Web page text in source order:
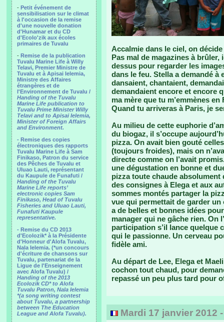
- Petit événement de
sensibilisation sur le climat
à l'occasion de la remise
d'une nouvelle donation
d'Hunamar et du CD
d'Ecolo'zik aux écoles
primaires de Tuvalu
- Remise de la publication
Tuvalu Marine Life à Willy
Telavi, Premier Ministre de
Tuvalu et à Apisai Ielemia,
Ministre des Affaires
étrangères et de
l'Environnement de Tuvalu /
Handing of the Tuvalu
Marine Life publication to
Tuvalu Prime Minister Willy
Telavi and to Apisai Ielemia,
Minister of Foreign Affairs
and Environment.
- Remise des copies
électroniques des rapports
Tuvalu Marine Life à Sam
Finikaso, Patron du service
des Pêches de Tuvalu et
Uluao Lauti, représentant
du Kaupule de Funafuti /
Handing of the Tuvalu
Marine Life reports’
electronic copies Sam
Finikaso, Head of Tuvalu
Fisheries and Uluao Lauti,
Funafuti Kaupule
representative.
- Remise du CD 2013
d'Ecolozik* à la Présidente
d'Honneur d'Alofa Tuvalu,
Nala Ielemia. (*un concours
d'écriture de chansons sur
Tuvalu, partenariat de la
Ligue de l'Enseignement
avec Alofa Tuvalu) /
Handing of the 2013
Ecolozik CD* to Alofa
Tuvalu Patron, Nala Ielemia
*(a song writing contest
about Tuvalu, a partnership
between The Education
League and Alofa Tuvalu).
Accalmie dans le ciel, on
Pas mal de magazines à
dessus pour regarder les
dans le feu. Stella a demandé
dansaient, chantaient,
demandaient encore et encore
ma mère que tu m’emmènes
Quand tu arriveras à Paris, je
Au milieu de cette euphorie
du biogaz, il s’occupe
pizza. On avait bien gouté
(toujours froides), mais on
directe comme on l’avait
une dégustation en bonne et
pizza toute chaude absolument
des consignes à Elega et aux
sommes montés partager la
vue qui permettait de garder
a de belles et bonnes idées
manager qui ne gâche rien. On
participation s’il lance quelque
qui le passionne. Un cerveau
fidèle ami.
Au départ de Lee, Elega et
cochon tout chaud, pour
repassé un peu plus tard pour
Mardi 17 janvier 2012